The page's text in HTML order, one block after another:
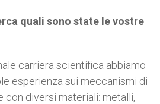
quali sono state le vostre
carriera scientifica abbiamo
esperienza sui meccanismi di
con diversi materiali: metalli,